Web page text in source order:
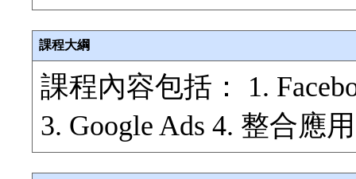
課程大綱
課程內容包括： 1.
3. Google Ads 4. 整合應用